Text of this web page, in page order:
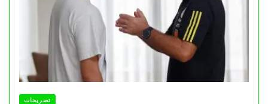
تصريحات